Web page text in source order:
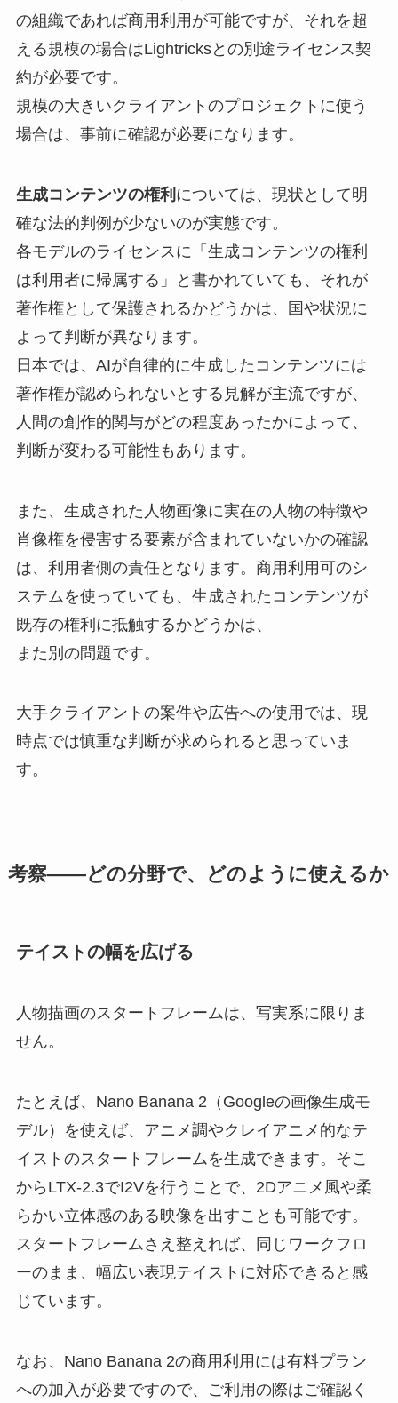
の組織であれば商用利用が可能ですが、それを超
える規模の場合はLightricksとの別途ライセンス契
約が必要です。
規模の大きいクライアントのプロジェクトに使う
場合は、事前に確認が必要になります。
生成コンテンツの権利 については、現状として明
確な法的判例が少ないのが実態です。
各モデルのライセンスに「生成コンテンツの権利
は利用者に帰属する」と書かれていても、それが
著作権として保護されるかどうかは、国や状況に
よって判断が異なります。
日本では、AIが自律的に生成したコンテンツには
著作権が認められないとする見解が主流ですが、
人間の創作的関与がどの程度あったかによって、
判断が変わる可能性もあります。
また、生成された人物画像に実在の人物の特徴や
肖像権を侵害する要素が含まれていないかの確認
は、利用者側の責任となります。商用利用可のシ
ステムを使っていても、生成されたコンテンツが
既存の権利に抵触するかどうかは、
また別の問題です。
大手クライアントの案件や広告への使用では、現
時点では慎重な判断が求められると思っていま
す。
考察——どの分野で、どのように使えるか
テイストの幅を広げる
人物描画のスタートフレームは、写実系に限りま
せん。
たとえば、Nano Banana 2（Googleの画像生成モ
デル）を使えば、アニメ調やクレイアニメ的なテ
イストのスタートフレームを生成できます。そこ
からLTX-2.3でI2Vを行うことで、2Dアニメ風や柔
らかい立体感のある映像を出すことも可能です。
スタートフレームさえ整えれば、同じワークフロ
ーのまま、幅広い表現テイストに対応できると感
じています。
なお、Nano Banana 2の商用利用には有料プラン
への加入が必要ですので、ご利用の際はご確認く